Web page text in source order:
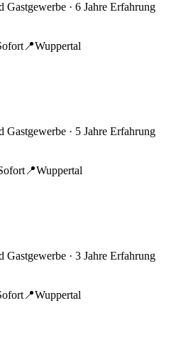
Gastgewerbe · 6 Jahre Erfahrung
📍Wuppertal
Gastgewerbe · 5 Jahre Erfahrung
📍Wuppertal
Gastgewerbe · 3 Jahre Erfahrung
📍Wuppertal